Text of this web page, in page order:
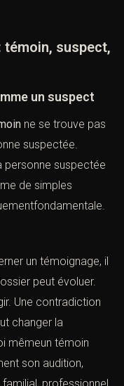
défense
ne se trouve
suspectée.
personne
comme de
)